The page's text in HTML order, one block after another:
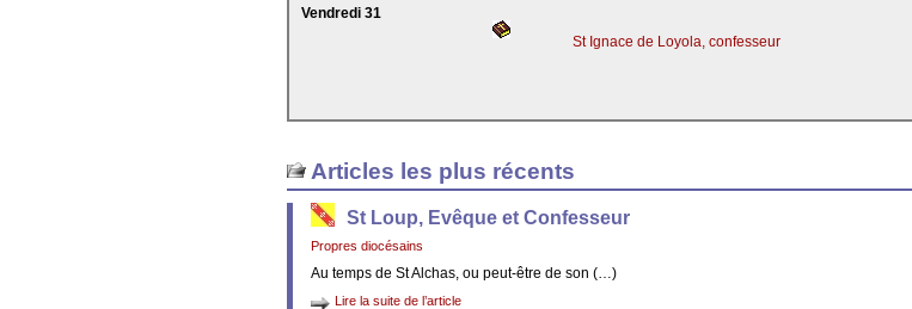
Vendredi 31
St Ignace de Loyola, confesseur
Articles les plus récents
St Loup, Evêque et Confesseur
Propres diocésains
Au temps de St Alchas, ou peut-être de son (…)
Lire la suite de l’article